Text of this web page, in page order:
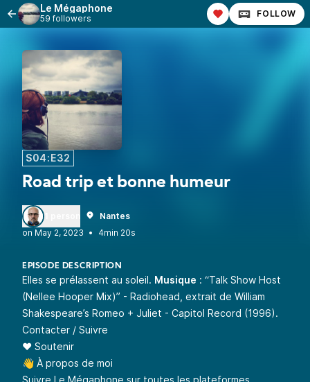
Le Mégaphone
59 followers FOLLOW
S04:E32
Road trip et bonne humeur
Nantes
•
4min 20s
EPISODE DESCRIPTION
Elles se prélassent au soleil. Musique : “Talk Show Host
(Nellee Hooper Mix)” - Radiohead, extrait de William
Shakespeare’s Romeo + Juliet - Capitol Record (1996).
Contacter / Suivre
❤️ Soutenir
👋 À propos de moi
Suivre Le Mégaphone sur toutes les plateformes